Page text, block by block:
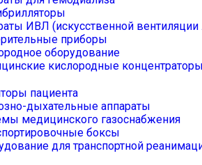
ИВЛ (искусственной вентиляции
приборы
оборудование
кислородные
пациента
дыхательные аппараты
медицинского газоснабжения
боксы
для транспортной